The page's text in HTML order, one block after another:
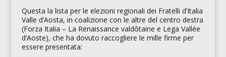
Questa la lista per le elezioni regionali dei Fratelli d’Italia
Valle d’Aosta, in coalizione con le altre del centro destra
(Forza Italia – La Renaissance valdôtaine e Lega Vallée
d’Aoste), che ha dovuto raccogliere le mille firme per
essere presentata: